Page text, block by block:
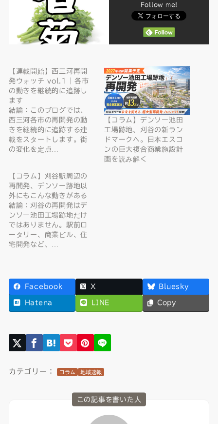
Follow me!
【連載開始】西三河再開
発ウォッチ vol.1｜各市
の動きを継続的に追跡し
ます
結論：このブログでは、
西三河各市の再開発の動
きを継続的に追跡する連
載をスタートします。街
の変化を定点…
【コラム】デンソー池田
工場跡地、刈谷の新ラン
ドマークへ。日本エスコ
ンの巨大複合商業施設計
画を読み解く
【コラム】刈谷駅周辺の
再開発、デンソー跡地以
外にもこんな動きがある
結論：刈谷の再開発はデ
ンソー池田工場跡地だけ
ではありません。駅前ロ
ータリー、商業ビル、住
宅開発など、…
Facebook X Bluesky
Hatena LINE Copy
カテゴリー： コラム 地域速報
この記事を書いた人